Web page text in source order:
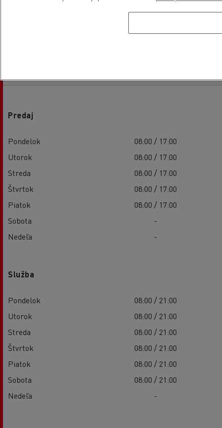
Predaj
Pondelok
08:00 / 17:00
Utorok
08:00 / 17:00
Streda
08:00 / 17:00
Štvrtok
08:00 / 17:00
Piatok
08:00 / 17:00
Sobota
-
Nedeľa
-
Služba
Pondelok
08:00 / 21:00
Utorok
08:00 / 21:00
Streda
08:00 / 21:00
Štvrtok
08:00 / 21:00
Piatok
08:00 / 21:00
Sobota
08:00 / 21:00
Nedeľa
-